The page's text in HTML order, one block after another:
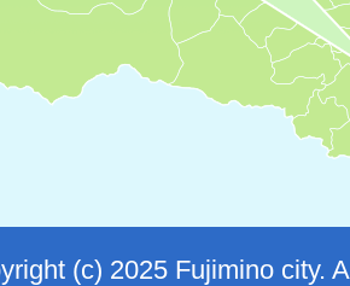
(c) 2025 Fujimino city.